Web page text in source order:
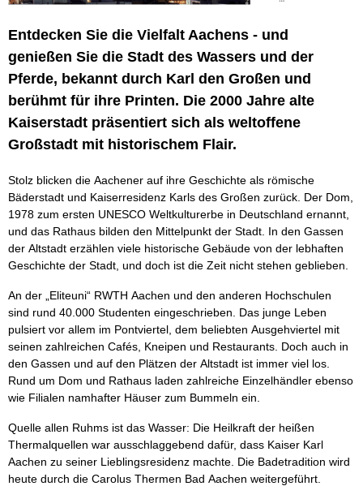
Entdecken Sie die Vielfalt Aachens - und
genießen Sie die Stadt des Wassers und der
Pferde, bekannt durch Karl den Großen und
berühmt für ihre Printen. Die 2000 Jahre alte
Kaiserstadt präsentiert sich als weltoffene
Großstadt mit historischem Flair.
Stolz blicken die Aachener auf ihre Geschichte als römische
Bäderstadt und Kaiserresidenz Karls des Großen zurück. Der Dom,
1978 zum ersten UNESCO Weltkulturerbe in Deutschland ernannt,
und das Rathaus bilden den Mittelpunkt der Stadt. In den Gassen
der Altstadt erzählen viele historische Gebäude von der lebhaften
Geschichte der Stadt, und doch ist die Zeit nicht stehen geblieben.
An der „Eliteuni“ RWTH Aachen und den anderen Hochschulen
sind rund 40.000 Studenten eingeschrieben. Das junge Leben
pulsiert vor allem im Pontviertel, dem beliebten Ausgehviertel mit
seinen zahlreichen Cafés, Kneipen und Restaurants. Doch auch in
den Gassen und auf den Plätzen der Altstadt ist immer viel los.
Rund um Dom und Rathaus laden zahlreiche Einzelhändler ebenso
wie Filialen namhafter Häuser zum Bummeln ein.
Quelle allen Ruhms ist das Wasser: Die Heilkraft der heißen
Thermalquellen war ausschlaggebend dafür, dass Kaiser Karl
Aachen zu seiner Lieblingsresidenz machte. Die Badetradition wird
heute durch die Carolus Thermen Bad Aachen weitergeführt.